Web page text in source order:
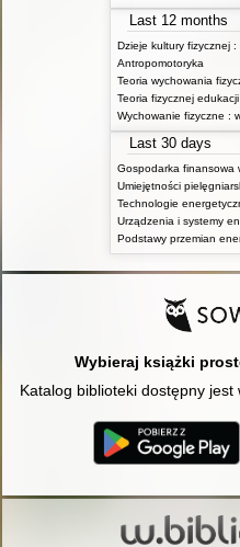
Last 12 months
Dzieje kultury fizycznej
Antropomotoryka
Teoria wychowania
Teoria fizycznej edukacji
Last 30 days
Technologie
Podstawy przemian
Wybieraj książki
Katalog biblioteki dostępny jest